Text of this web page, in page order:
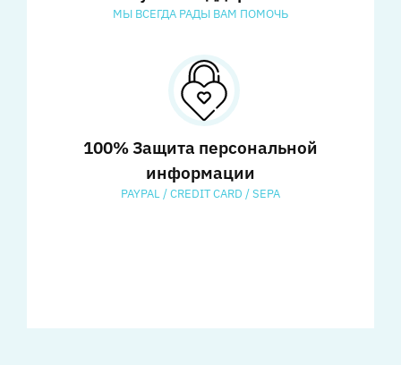
МЫ ВСЕГДА РАДЫ ВАМ ПОМОЧЬ
100% Защита персональной
информации
PAYPAL / CREDIT CARD / SEPA